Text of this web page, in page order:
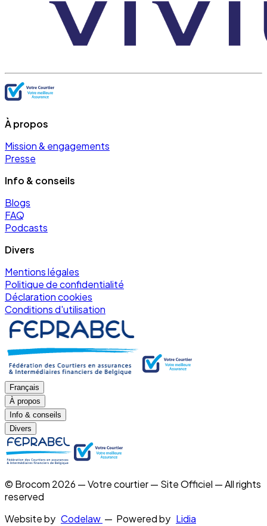
À propos
Mission & engagements
Presse
Info & conseils
Blogs
FAQ
Podcasts
Divers
Mentions légales
Politique de confidentialité
Déclaration cookies
Conditions d'utilisation
Français
À propos
Info & conseils
Divers
© Brocom 2026 — Votre courtier — Site Officiel — All rights
reserved
Website by Codelaw — Powered by Lidia